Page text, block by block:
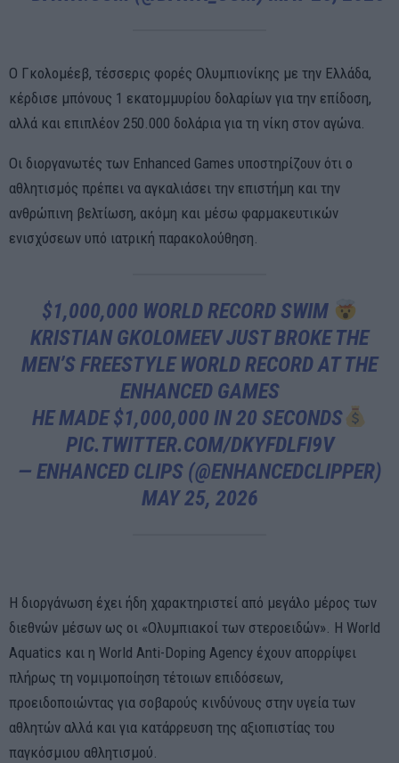
Ο Γκολομέεβ, τέσσερις φορές Ολυμπιονίκης με την Ελλάδα,
κέρδισε μπόνους 1 εκατομμυρίου δολαρίων για την επίδοση,
αλλά και επιπλέον 250.000 δολάρια για τη νίκη στον αγώνα.
Οι διοργανωτές των Enhanced Games υποστηρίζουν ότι ο
αθλητισμός πρέπει να αγκαλιάσει την επιστήμη και την
ανθρώπινη βελτίωση, ακόμη και μέσω φαρμακευτικών
ενισχύσεων υπό ιατρική παρακολούθηση.
$1,000,000 WORLD RECORD SWIM
KRISTIAN GKOLOMEEV JUST BROKE THE
MEN’S FREESTYLE WORLD RECORD AT THE
ENHANCED GAMES
HE MADE $1,000,000 IN 20 SECONDS
PIC.TWITTER.COM/DKYFDLFI9V
— ENHANCED CLIPS (@ENHANCEDCLIPPER)
MAY 25, 2026
Η διοργάνωση έχει ήδη χαρακτηριστεί από μεγάλο μέρος των
διεθνών μέσων ως οι «Ολυμπιακοί των στεροειδών». Η World
Aquatics και η World Anti-Doping Agency έχουν απορρίψει
πλήρως τη νομιμοποίηση τέτοιων επιδόσεων,
προειδοποιώντας για σοβαρούς κινδύνους στην υγεία των
αθλητών αλλά και για κατάρρευση της αξιοπιστίας του
παγκόσμιου αθλητισμού.